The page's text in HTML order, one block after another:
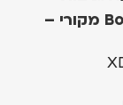
Bobby Hero מקורי –